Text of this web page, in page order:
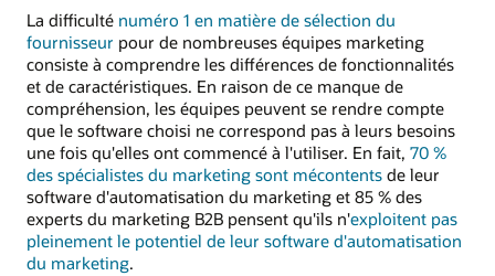
La difficulté numéro 1 en matière de sélection du
fournisseur pour de nombreuses équipes marketing
consiste à comprendre les différences de fonctionnalités
et de caractéristiques. En raison de ce manque de
compréhension, les équipes peuvent se rendre compte
que le software choisi ne correspond pas à leurs besoins
une fois qu'elles ont commencé à l'utiliser. En fait, 70 %
des spécialistes du marketing sont mécontents de leur
software d'automatisation du marketing et 85 % des
experts du marketing B2B pensent qu'ils n'exploitent pas
pleinement le potentiel de leur software d'automatisation
du marketing.